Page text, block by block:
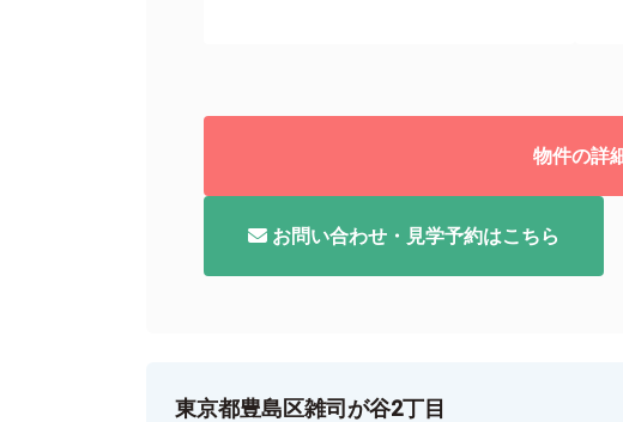
物件の詳
お問い合わせ・見学予約はこちら
東京都豊島区雑司が谷2丁目